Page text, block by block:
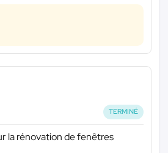
TERMINÉ
la rénovation de fenêtres